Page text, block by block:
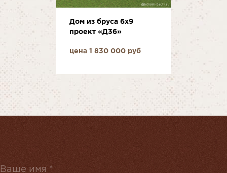
Дом из бруса 6x9
проект «Д36»
цена 1 830 000 руб